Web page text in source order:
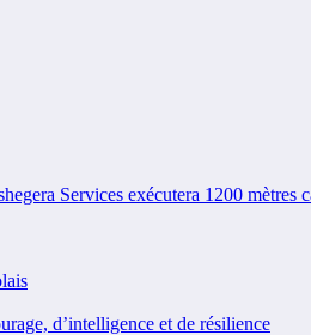
Services exécutera 1200 mètres
d’intelligence et de résilience